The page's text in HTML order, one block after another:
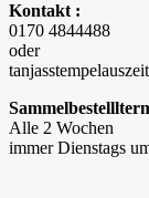
Kontakt :
0170 4844488
oder
Alle 2 Wochen
immer Dienstags